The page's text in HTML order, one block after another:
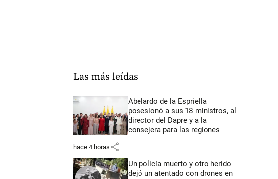
Las más leídas
Abelardo de la Espriella
posesionó a sus 18 ministros, al
director del Dapre y a la
consejera para las regiones
hace 4 horas share
Un policía muerto y otro herido
dejó un atentado con drones en